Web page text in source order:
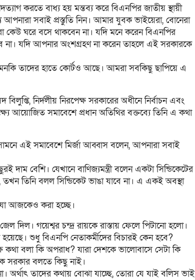
করতে বাধ্য হয় মন্তব্য করে বিএনপির জাতীয় স্থায়ী
সবাই প্রস্তুতি নিন। আমার যুবক ভাইয়েরা, বোনেরা
কেউ ঘরে বসে থাকবেন না। যদি মনে করেন বিএনপির
না। যদি আপনার অংশগ্রহণ না করেন তাহলে এই সরকারকে
তাদের হাতে কোর্টও আছে। আমরা সবকিছু ছাপিয়ে এ
নির্দলীয় নিরপেক্ষ সরকারের অধীনে নির্বাচন এবং
আয়োজিত সমাবেশে প্রধান অতিথির বক্তব্যে তিনি এ কথা
এই সমাবেশে মির্জা আব্বাস বলেন, আপনারা সবাই
বেশি। যেখানে বাণিজ্যমন্ত্রী বলেন একটা সিন্ডিকেটের
তিনি বলল সিন্ডিকেট ভাঙা যাবে না। এ একই অবস্থা
যা আজকেও করা হচ্ছে।
দিল। গয়েশ্বর চন্দ্র রায়কে রাস্তায় ফেলে পিটানো হলো।
শুধু বিএনপি নেতাকর্মীদের বিচারই কেন হবে?
কথা বলা কি অপরাধ? যারা দেশকে ভালোবাসে সেটা কি
সরকার বলতে কিছু নাই।
অর্থাৎ তাদের কথায় বোঝা যাচ্ছে, তোরা যে যাই বলিস ভাই